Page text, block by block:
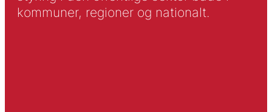
kommuner, regioner og nationalt.